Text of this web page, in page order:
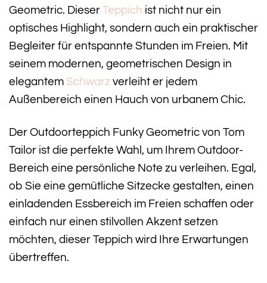
Geometric. Dieser Teppich ist nicht nur ein
optisches Highlight, sondern auch ein praktischer
Begleiter für entspannte Stunden im Freien. Mit
seinem modernen, geometrischen Design in
elegantem Schwarz verleiht er jedem
Außenbereich einen Hauch von urbanem Chic.
Der Outdoorteppich Funky Geometric von Tom
Tailor ist die perfekte Wahl, um Ihrem Outdoor-
Bereich eine persönliche Note zu verleihen. Egal,
ob Sie eine gemütliche Sitzecke gestalten, einen
einladenden Essbereich im Freien schaffen oder
einfach nur einen stilvollen Akzent setzen
möchten, dieser Teppich wird Ihre Erwartungen
übertreffen.